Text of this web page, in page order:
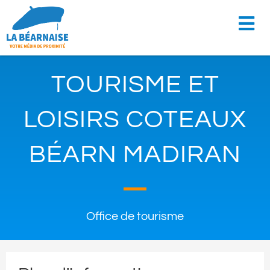
TOURISME ET
LOISIRS COTEAUX
BÉARN MADIRAN
Office de tourisme